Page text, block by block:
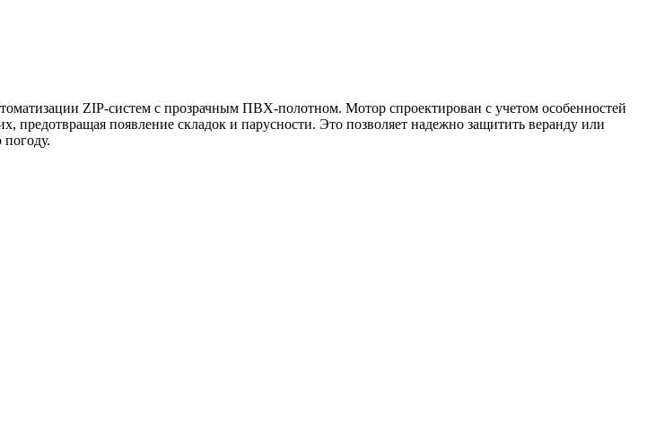
ZIP-систем с прозрачным ПВХ-полотном. Мотор спроектирован с учетом особенностей
появление складок и парусности. Это позволяет надежно защитить веранду или